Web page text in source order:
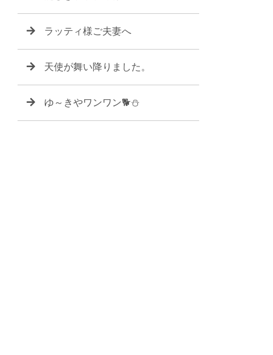
ラッティ様ご夫妻へ
天使が舞い降りました。
ゆ～きやワンワン🐕⛄